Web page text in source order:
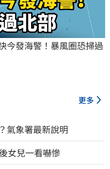
今發海警！暴風圈恐掃過
更多
氣象署最新說明
女兒一看嚇慘